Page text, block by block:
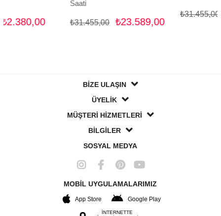
₺23.589,00
₺31.455,00
₺31.455,00
BİZE ULAŞIN
ÜYELİK
MÜŞTERİ HİZMETLERİ
BİLGİLER
SOSYAL MEDYA
MOBİL UYGULAMALARIMIZ
App Store Google Play
İNTERNETTE